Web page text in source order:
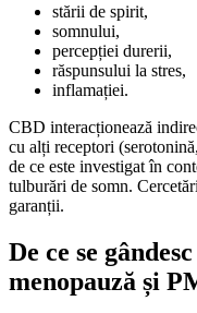
stării de spirit,
somnului,
percepției durerii,
răspunsului la stres,
inflamației.
CBD interacționează
cu alți receptori
de ce este investigat în
tulburări de somn.
garanții.
De ce se
menopauză și